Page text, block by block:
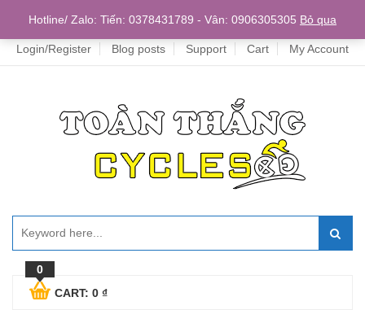
Home
Login/Register Blog posts Support Cart My Account
0
CART: 0 ₫
Hotline/ Zalo: Tiến: 0378431789 - Vân: 0906305305 Bỏ qua